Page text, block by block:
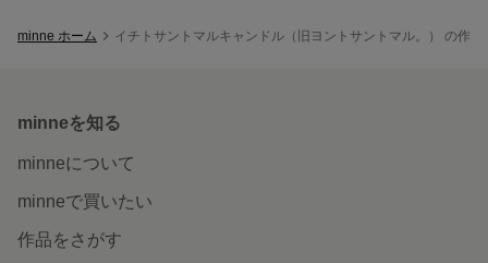
minne ホーム イチトサントマルキャンドル（旧ヨントサントマル。） の作品
minneを知る
minneについて
minneで買いたい
作品をさがす